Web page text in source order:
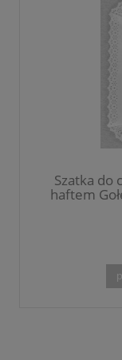
Szatka do
haftem